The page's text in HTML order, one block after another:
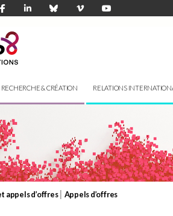
RECHERCHE & CRÉATION RELATIONS
appels d’offres | Appels d’offres